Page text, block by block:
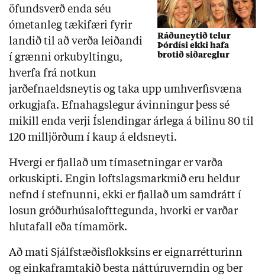
Ráðuneytið telur
Þórdísi ekki hafa
brotið siðareglur
öfundsverð enda séu
ómetanleg tækifæri fyrir
landið til að verða leiðandi
í grænni orkubyltingu,
hverfa frá notkun
jarðefnaeldsneytis og taka upp umhverfisvæna
orkugjafa. Efnahagslegur ávinningur þess sé
mikill enda verji Íslendingar árlega á bilinu 80 til
120 milljörðum í kaup á eldsneyti.
Hvergi er fjallað um tímasetningar er varða
orkuskipti. Engin loftslagsmarkmið eru heldur
nefnd í stefnunni, ekki er fjallað um samdrátt í
losun gróðurhúsalofttegunda, hvorki er varðar
hlutafall eða tímamörk.
Að mati Sjálfstæðisflokksins er eignarrétturinn
og einkaframtakið besta náttúruverndin og ber